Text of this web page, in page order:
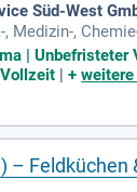
Süd-West
Medizin-,
sowie
|
|+
Feldküchen